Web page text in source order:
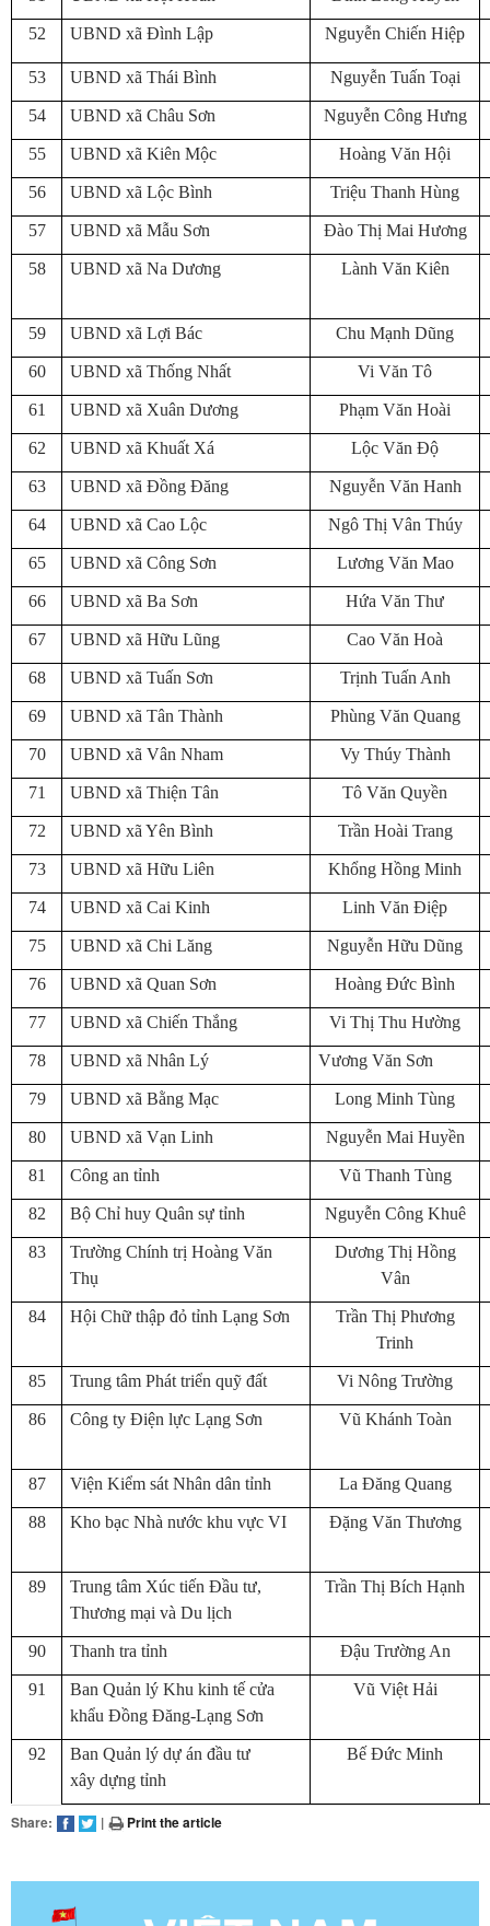
52 UBND xã Đình Lập Nguyễn Chiến Hiệp
53 UBND xã Thái Bình Nguyễn Tuấn Toại
54 UBND xã Châu Sơn Nguyễn Công Hưng
55 UBND xã Kiên Mộc Hoàng Văn Hội
56 UBND xã Lộc Bình Triệu Thanh Hùng
57 UBND xã Mẫu Sơn Đào Thị Mai Hương
58 UBND xã Na Dương Lành Văn Kiên
59 UBND xã Lợi Bác Chu Mạnh Dũng
60 UBND xã Thống Nhất Vi Văn Tô
61 UBND xã Xuân Dương Phạm Văn Hoài
62 UBND xã Khuất Xá Lộc Văn Độ
63 UBND xã Đồng Đăng Nguyễn Văn Hanh
64 UBND xã Cao Lộc Ngô Thị Vân Thúy
65 UBND xã Công Sơn Lương Văn Mao
66 UBND xã Ba Sơn Hứa Văn Thư
67 UBND xã Hữu Lũng Cao Văn Hoà
68 UBND xã Tuấn Sơn Trịnh Tuấn Anh
69 UBND xã Tân Thành Phùng Văn Quang
70 UBND xã Vân Nham Vy Thúy Thành
71 UBND xã Thiện Tân Tô Văn Quyền
72 UBND xã Yên Bình Trần Hoài Trang
73 UBND xã Hữu Liên Khổng Hồng Minh
74 UBND xã Cai Kinh Linh Văn Điệp
75 UBND xã Chi Lăng Nguyễn Hữu Dũng
76 UBND xã Quan Sơn Hoàng Đức Bình
77 UBND xã Chiến Thắng Vi Thị Thu Hường
78 UBND xã Nhân Lý Vương Văn Sơn
79 UBND xã Bằng Mạc Long Minh Tùng
80 UBND xã Vạn Linh Nguyễn Mai Huyền
81 Công an tỉnh Vũ Thanh Tùng
82 Bộ Chỉ huy Quân sự tỉnh Nguyễn Công Khuê
83
Trường Chính trị Hoàng Văn
Thụ
Dương Thị Hồng
Vân
84 Hội Chữ thập đỏ tỉnh Lạng Sơn
Trần Thị Phương
Trinh
85 Trung tâm Phát triển quỹ đất Vi Nông Trường
86 Công ty Điện lực Lạng Sơn Vũ Khánh Toàn
87 Viện Kiểm sát Nhân dân tỉnh La Đăng Quang
88 Kho bạc Nhà nước khu vực VI Đặng Văn Thương
89
Trung tâm Xúc tiến Đầu tư,
Thương mại và Du lịch
Trần Thị Bích Hạnh
90 Thanh tra tỉnh Đậu Trường An
91
Ban Quản lý Khu kinh tế cửa
khẩu Đồng Đăng-Lạng Sơn
Vũ Việt Hải
92
Ban Quản lý dự án đầu tư
xây dựng tỉnh
Bế Đức Minh
Share: | Print the article